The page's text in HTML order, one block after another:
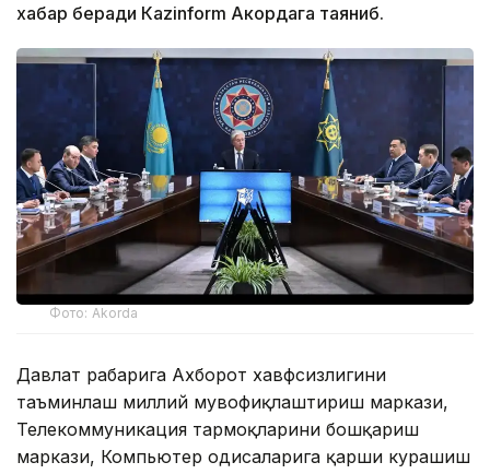
хабар беради Каzinform Акордага таяниб.
Фото: Akorda
Давлат раҳбарига Ахборот хавфсизлигини
таъминлаш миллий мувофиқлаштириш маркази,
Телекоммуникация тармоқларини бошқариш
маркази, Компьютер ҳодисаларига қарши курашиш